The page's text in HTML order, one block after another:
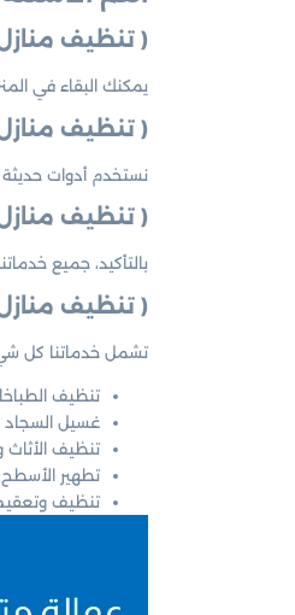
( تنظيف
يمكنك البقاء في المنزل
( تنظيف
نستخدم أدوات
( تنظيف
بالتأكيد، جميع
( تنظيف
تشمل خدماتنا كل
تنظيف
غسيل السجاد
تنظيف الأثاث
تطهير
تنظيف